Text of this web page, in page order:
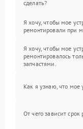
сделать?
Я хочу, чтобы мое
ремонтировали при
Я хочу, чтобы мое
ремонтировалось
запчастями.
Как я узнаю, что мое
От чего зависит